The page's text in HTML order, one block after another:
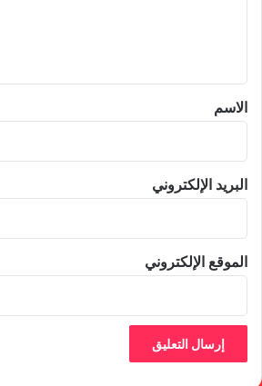
*
الاسم
البريد الإلكتروني
الموقع الإلكتروني